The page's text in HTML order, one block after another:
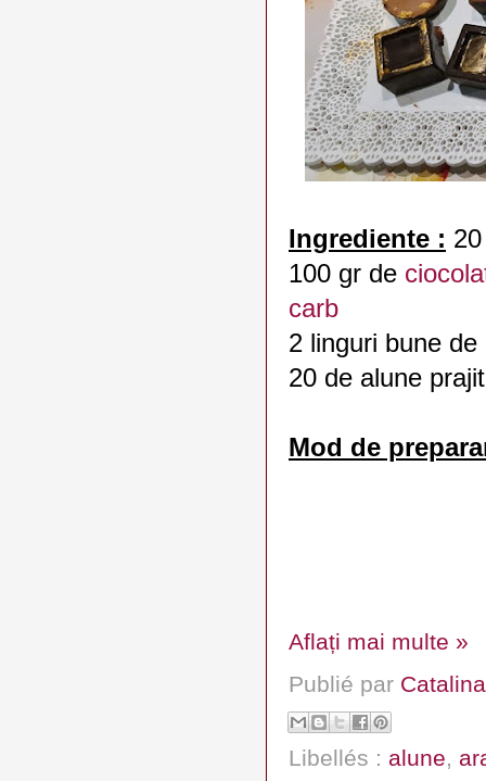
Ingrediente :
100 gr de
carb
2 linguri bune
20 de alune
Mod de
Aflați mai multe »
Publié par Catalina
Libellés : alune,